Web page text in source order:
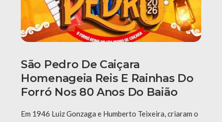
São Pedro De Caiçara
Homenageia Reis E Rainhas Do
Forró Nos 80 Anos Do Baião
Em 1946 Luiz Gonzaga e Humberto Teixeira, criaram o